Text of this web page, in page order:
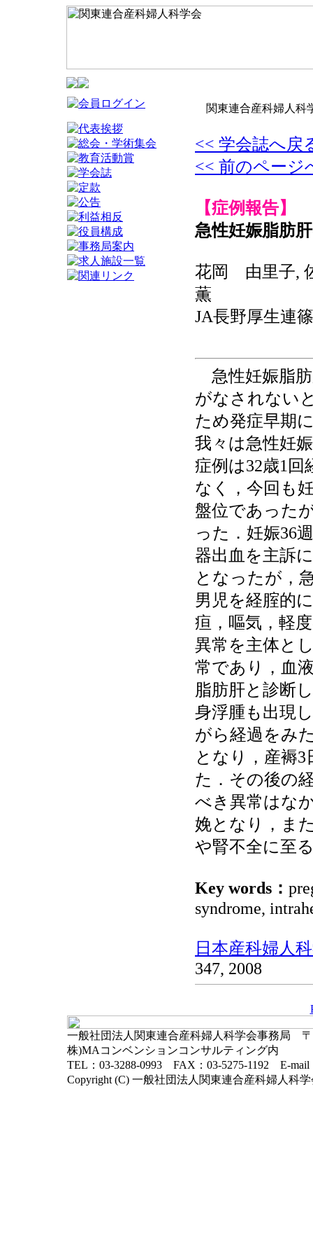
関東連合産科婦人科
<< 学会誌へ戻
<< 前のページ
【症例報告】
急性妊娠脂肪
花岡 由里子,
薫
JA長野厚生連
急性妊娠脂
がなされない
ため発症早期
我々は急性妊
症例は32歳1回
なく，今回も
盤位であった
った．妊娠36
器出血を主訴
となったが，
男児を経腟的
疸，嘔気，軽
異常を主体と
常であり，血
脂肪肝と診断
身浮腫も出現
がら経過をみ
となり，産褥
た．その後の
べき異常はな
娩となり，ま
や腎不全に至
Key words：
syndrome,
日本産科婦人
347, 2008
一般社団法人関東連合産科婦人科学会事務局 〒
株)MAコンベンションコンサルティング内
TEL：03-3288-0993 FAX：03-5275-1192 E-mail
Copyright (C) 一般社団法人関東連合産科婦人科